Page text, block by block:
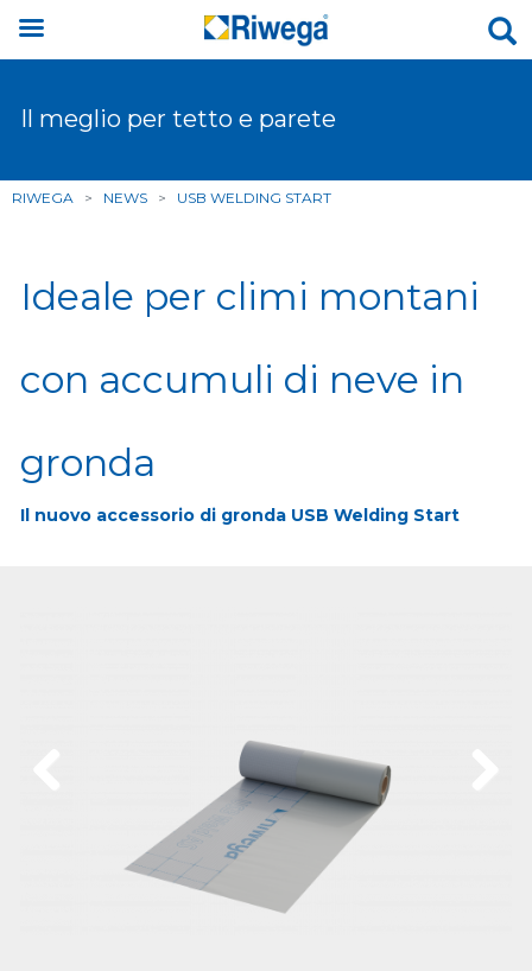
Il meglio per tetto e parete
RIWEGA > NEWS > USB WELDING START
Ideale per climi montani
con accumuli di neve in
gronda
Il nuovo accessorio di gronda USB Welding Start